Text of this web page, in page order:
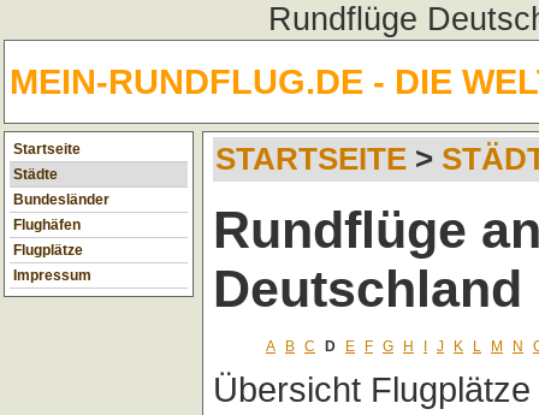
Rundflüge
MEIN-RUNDFLUG.DE - DIE
Startseite
Städte
Bundesländer
Flughäfen
Flugplätze
Impressum
STARTSEITE >
Rundflüge
Deutschland
A B C D E F G H J K L M N
Übersicht